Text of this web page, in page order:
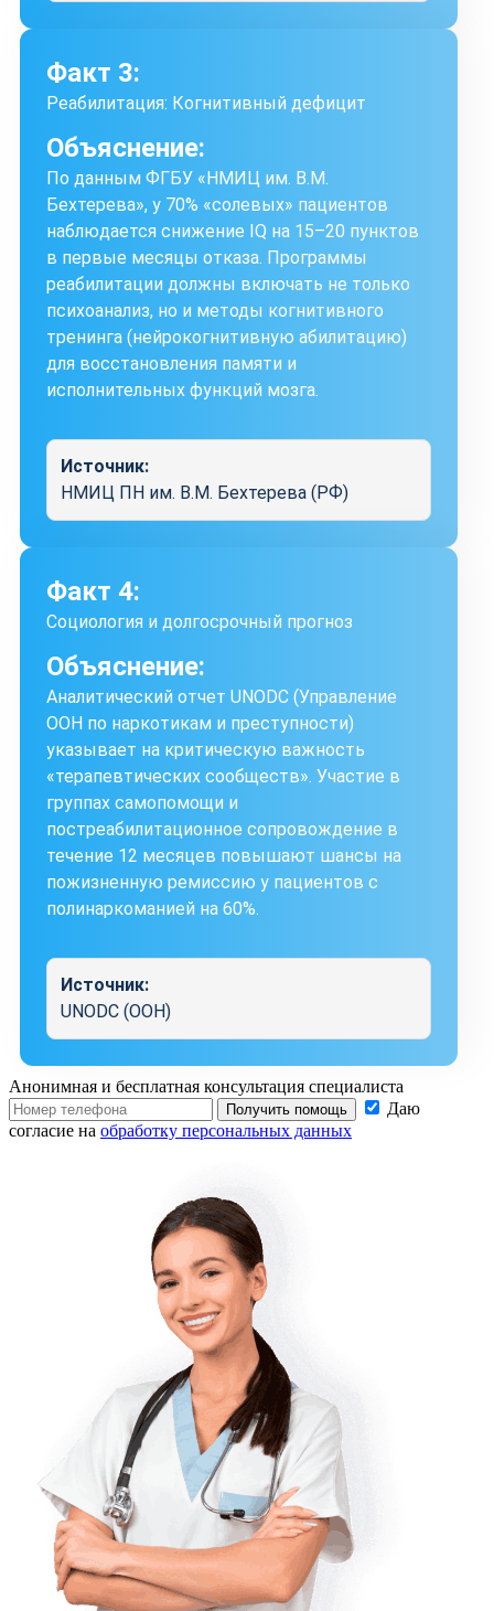
Факт 3:
Реабилитация: Когнитивный дефицит
Объяснение:
По данным ФГБУ «НМИЦ им. В.М.
Бехтерева», у 70% «солевых» пациентов
наблюдается снижение IQ на 15–20 пунктов
в первые месяцы отказа. Программы
реабилитации должны включать не только
психоанализ, но и методы когнитивного
тренинга (нейрокогнитивную абилитацию)
для восстановления памяти и
исполнительных функций мозга.
Источник:
НМИЦ ПН им. В.М. Бехтерева (РФ)
Факт 4:
Социология и долгосрочный прогноз
Объяснение:
Аналитический отчет UNODC (Управление
ООН по наркотикам и преступности)
указывает на критическую важность
«терапевтических сообществ». Участие в
группах самопомощи и
постреабилитационное сопровождение в
течение 12 месяцев повышают шансы на
пожизненную ремиссию у пациентов с
полинаркоманией на 60%.
Источник:
UNODC (ООН)
Анонимная и бесплатная консультация специалиста
Получить помощь
Даю
согласие на обработку персональных данных